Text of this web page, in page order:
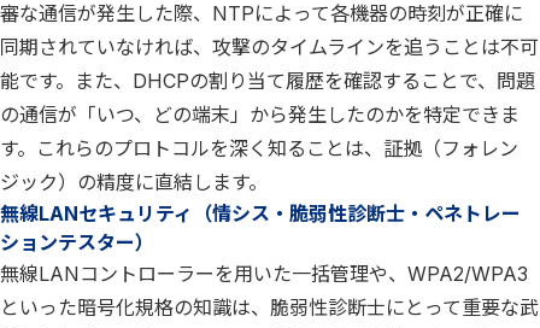
審な通信が発生した際、NTPによって各機器の時刻が正確に
同期されていなければ、攻撃のタイムラインを追うことは不可
能です。また、DHCPの割り当て履歴を確認することで、問題
の通信が「いつ、どの端末」から発生したのかを特定できま
す。これらのプロトコルを深く知ることは、証拠（フォレン
ジック）の精度に直結します。
無線LANセキュリティ（情シス・脆弱性診断士・ペネトレー
ションテスター）
無線LANコントローラーを用いた一括管理や、WPA2/WPA3
といった暗号化規格の知識は、脆弱性診断士にとって重要な武